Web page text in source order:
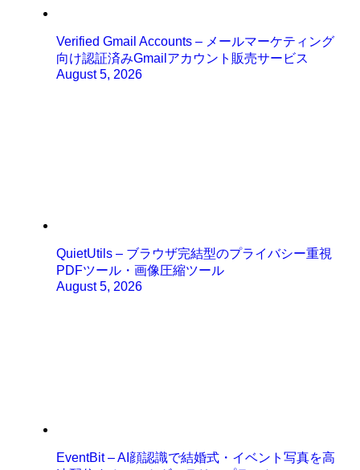
Verified Gmail Accounts – メールマーケティング
向け認証済みGmailアカウント販売サービス
August 5, 2026
QuietUtils – ブラウザ完結型のプライバシー重視
PDFツール・画像圧縮ツール
August 5, 2026
EventBit – AI顔認識で結婚式・イベント写真を高